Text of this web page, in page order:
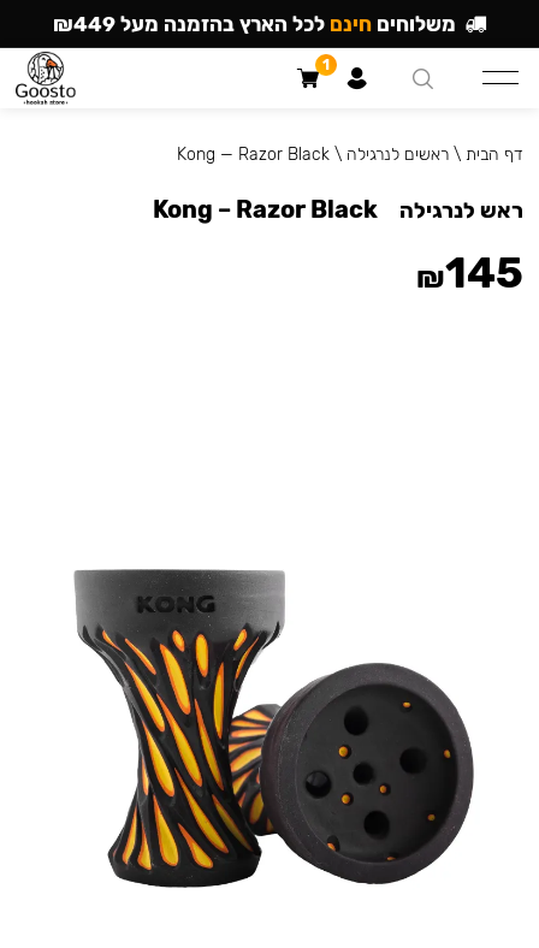
דף הבית \ראשים לנרגילה \
Kong — Razor Black
ראש לנרגילה Kong – Razor Black
₪145
משלוחים חינם לכל הארץ בהזמנה מעל ₪449
1